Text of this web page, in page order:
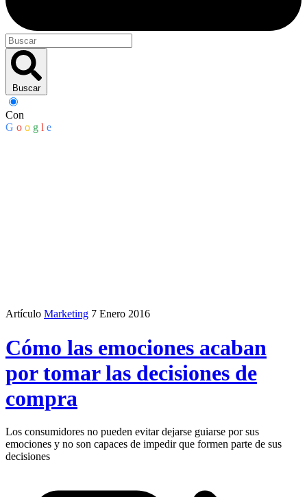
Buscar
Con
G o o g l e
Artículo Marketing 7 Enero 2016
Cómo las emociones acaban
por tomar las decisiones de
compra
Los consumidores no pueden evitar dejarse guiarse por sus
emociones y no son capaces de impedir que formen parte de sus
decisiones